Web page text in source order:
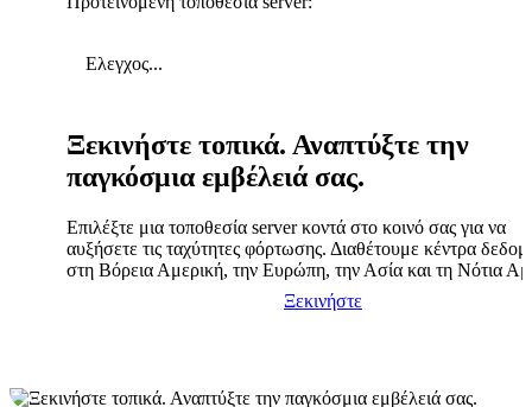
Ελεγχος...
Ξεκινήστε τοπικά. Αναπτύξτε την
παγκόσμια εμβέλειά σας.
Επιλέξτε μια τοποθεσία server κοντά στο κοινό σας για να
αυξήσετε τις ταχύτητες φόρτωσης. Διαθέτουμε κέντρα
στη Βόρεια Αμερική, την Ευρώπη, την Ασία και τη Νότια
Ξεκινήστε